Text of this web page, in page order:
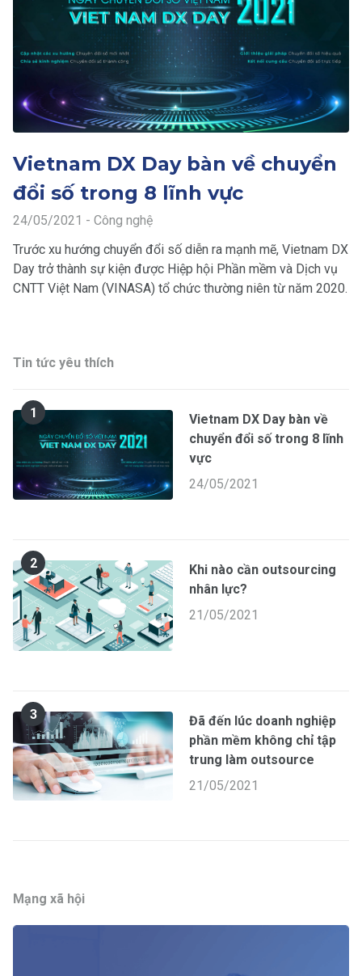
Vietnam DX Day bàn về chuyển
đổi số trong 8 lĩnh vực
24/05/2021 - Công nghệ
Trước xu hướng chuyển đổi số diễn ra mạnh mẽ, Vietnam DX
Day trở thành sự kiện được Hiệp hội Phần mềm và Dịch vụ
CNTT Việt Nam (VINASA) tổ chức thường niên từ năm 2020.
Tin tức yêu thích
1
Vietnam DX Day bàn về
chuyển đổi số trong 8 lĩnh
vực
24/05/2021
2
Khi nào cần outsourcing
nhân lực?
21/05/2021
3
Đã đến lúc doanh nghiệp
phần mềm không chỉ tập
trung làm outsource
21/05/2021
Mạng xã hội